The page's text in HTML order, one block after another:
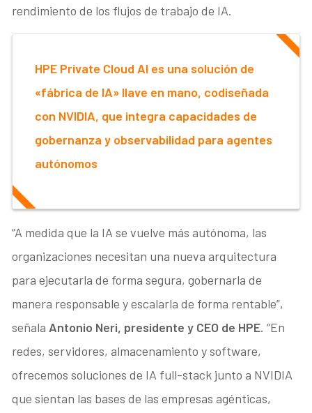
rendimiento de los flujos de trabajo de IA.
HPE Private Cloud AI es una solución de
«fábrica de IA» llave en mano, codiseñada
con NVIDIA, que integra capacidades de
gobernanza y observabilidad para agentes
autónomos
“A medida que la IA se vuelve más autónoma, las
organizaciones necesitan una nueva arquitectura
para ejecutarla de forma segura, gobernarla de
manera responsable y escalarla de forma rentable”,
señala Antonio Neri, presidente y CEO de HPE. “En
redes, servidores, almacenamiento y software,
ofrecemos soluciones de IA full-stack junto a NVIDIA
que sientan las bases de las empresas agénticas,